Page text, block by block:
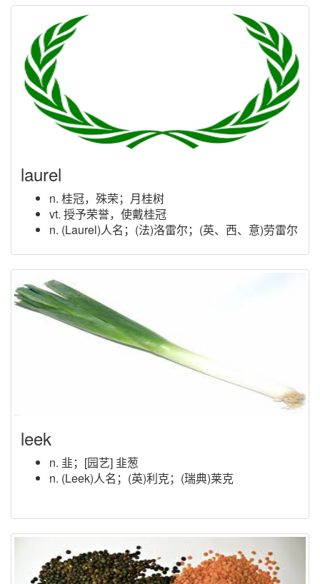
laurel
n. 桂冠，殊荣；月桂树
vt. 授予荣誉，使戴桂冠
n. (Laurel)人名；(法)洛雷尔；(英、西、意)劳雷尔
leek
n. 韭；[园艺] 韭葱
n. (Leek)人名；(英)利克；(瑞典)莱克